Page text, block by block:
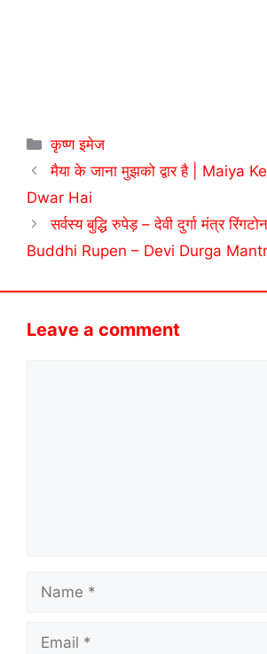
Categories
कृष्ण इमेज
मैया के जाना मुझको द्वार है | Maiya
Dwar Hai
सर्वस्य बुद्धि रुपेड़ – देवी दुर्गा मंत्र
Buddhi Rupen – Devi Durga
Leave a comment
Name
Email